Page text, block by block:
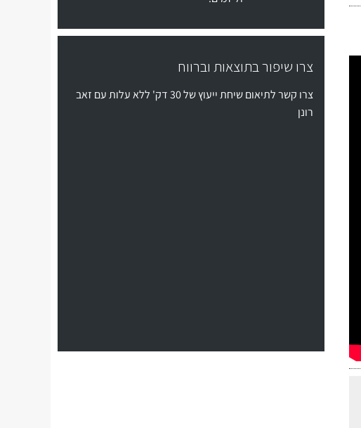
צרו שיפור בתוצאות וברווח
צרו קשר לתיאום שיחת ייעוץ של 30 דק' ללא עלות עם זאב
רונן